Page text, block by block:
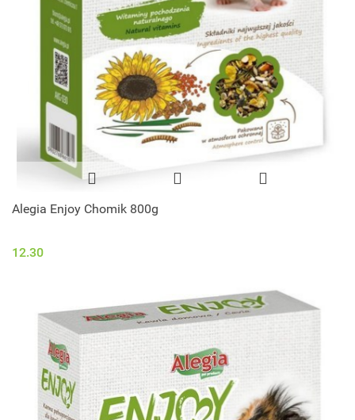
Alegia Enjoy Chomik 800g
12.30